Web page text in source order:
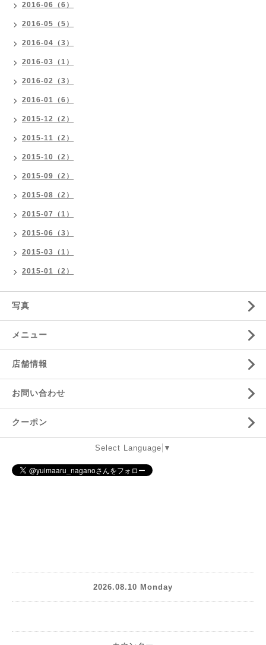
2016-06（6）
2016-05（5）
2016-04（3）
2016-03（1）
2016-02（3）
2016-01（6）
2015-12（2）
2015-11（2）
2015-10（2）
2015-09（2）
2015-08（2）
2015-07（1）
2015-06（3）
2015-03（1）
2015-01（2）
写真
メニュー
店舗情報
お問い合わせ
クーポン
Select Language ▼
2026.08.10 Monday